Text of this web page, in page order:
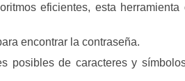
eficientes, esta herramienta
encontrar la contraseña.
posibles de caracteres y